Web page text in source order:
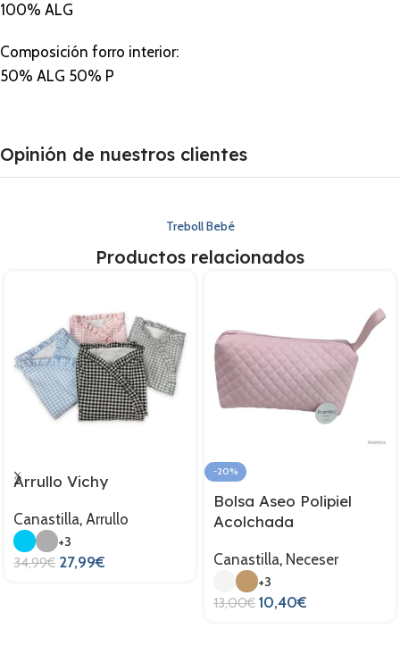
100% ALG
Composición forro interior:
50% ALG 50% P
Opinión de nuestros clientes
Treboll Bebé
Productos relacionados
Arrullo Vichy
Canastilla, Arrullo
+3
34,99€ 27,99€
-20%
Bolsa Aseo Polipiel
Acolchada
Canastilla, Neceser
+3
13,00€ 10,40€